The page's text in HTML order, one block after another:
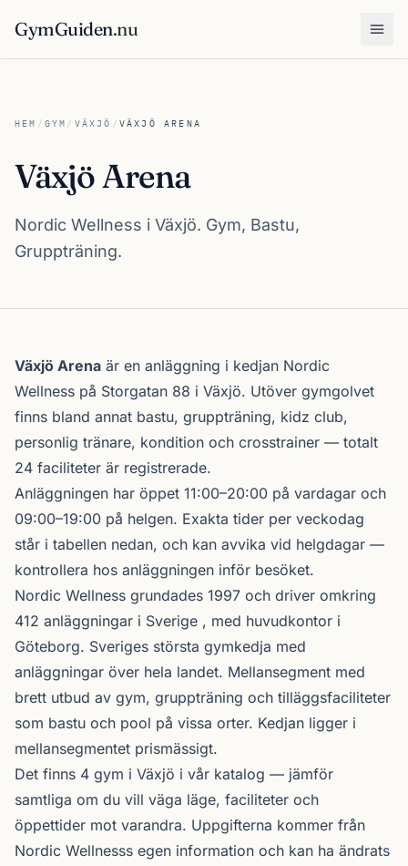
GymGuiden.nu
HEM / GYM / VÄXJÖ / VÄXJÖ ARENA
Växjö Arena
Nordic Wellness i Växjö. Gym, Bastu,
Gruppträning.
Om Växjö Arena
Växjö Arena är en anläggning i kedjan Nordic
Wellness på Storgatan 88 i Växjö. Utöver gymgolvet
finns bland annat bastu, gruppträning, kidz club,
personlig tränare, kondition och crosstrainer — totalt
24 faciliteter är registrerade.
Anläggningen har öppet 11:00–20:00 på vardagar och
09:00–19:00 på helgen. Exakta tider per veckodag
står i tabellen nedan, och kan avvika vid helgdagar —
kontrollera hos anläggningen inför besöket.
Nordic Wellness grundades 1997 och driver omkring
412 anläggningar i Sverige , med huvudkontor i
Göteborg. Sveriges största gymkedja med
anläggningar över hela landet. Mellansegment med
brett utbud av gym, gruppträning och tilläggsfaciliteter
som bastu och pool på vissa orter. Kedjan ligger i
mellansegmentet prismässigt.
Det finns 4 gym i Växjö i vår katalog — jämför
samtliga om du vill väga läge, faciliteter och
öppettider mot varandra. Uppgifterna kommer från
Nordic Wellnesss egen information och kan ha ändrats